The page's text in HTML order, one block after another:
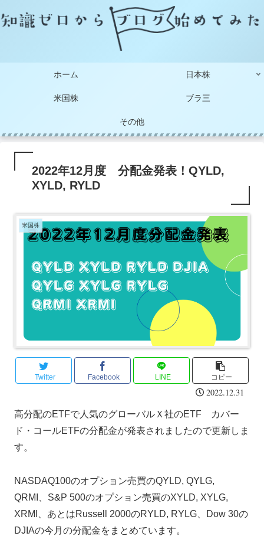
ホーム 日本株
米国株 ブラ三
その他
2022年12月度 分配金発表！QYLD,
XYLD, RYLD
米国株
Twitter Facebook LINE コピー
2022.12.31
高分配のETFで人気のグローバルＸ社のETF カバー
ド・コールETFの分配金が発表されましたので更新しま
す。
NASDAQ100のオプション売買のQYLD, QYLG,
QRMI、S&P 500のオプション売買のXYLD, XYLG,
XRMI、あとはRussell 2000のRYLD, RYLG、Dow 30の
DJIAの今月の分配金をまとめています。